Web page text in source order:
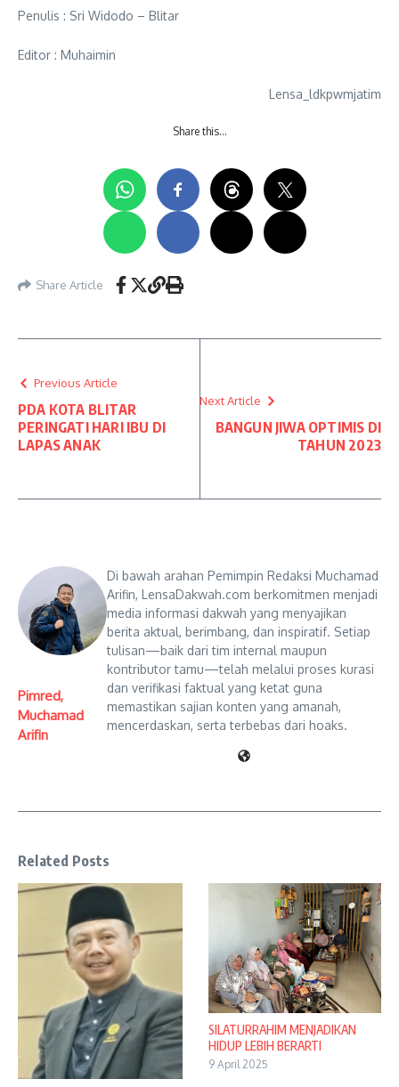
Penulis : Sri Widodo – Blitar
Editor : Muhaimin
Lensa_ldkpwmjatim
Share this…
Share Article
Previous Article
PDA KOTA BLITAR
PERINGATI HARI IBU DI
LAPAS ANAK
Next Article
BANGUN JIWA OPTIMIS DI
TAHUN 2023
Pimred,
Muchamad
Arifin
Di bawah arahan Pemimpin Redaksi Muchamad
Arifin, LensaDakwah.com berkomitmen menjadi
media informasi dakwah yang menyajikan
berita aktual, berimbang, dan inspiratif. Setiap
tulisan—baik dari tim internal maupun
kontributor tamu—telah melalui proses kurasi
dan verifikasi faktual yang ketat guna
memastikan sajian konten yang amanah,
mencerdaskan, serta terbebas dari hoaks.
Related Posts
SILATURRAHIM MENJADIKAN
HIDUP LEBIH BERARTI
9 April 2025